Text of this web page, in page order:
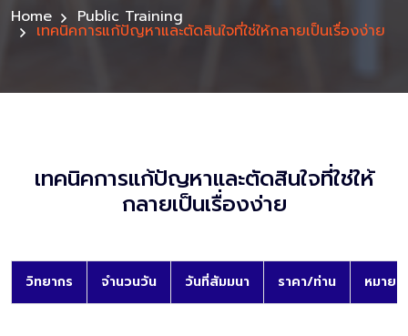
Home Public Training
เทคนิคการแก้ปัญหาและตัดสินใจที่ใช่ให้กลายเป็นเรื่องง่าย
เทคนิคการแก้ปัญหาและตัดสินใจที่ใช่ให้
กลายเป็นเรื่องง่าย
วิทยากร จำนวนวัน วันที่สัมมนา ราคา/ท่าน หมายเ